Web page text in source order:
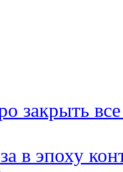
закрыть
в эпоху